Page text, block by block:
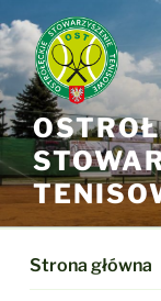
do
treści
Strona główna